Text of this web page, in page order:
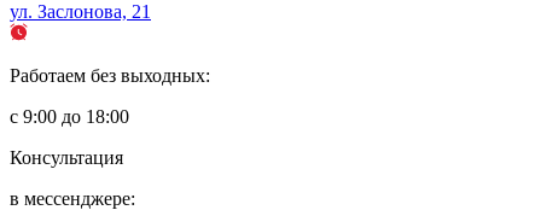
ул. Заслонова, 21
Работаем без выходных:
с 9:00 до 18:00
Консультация
в мессенджере: